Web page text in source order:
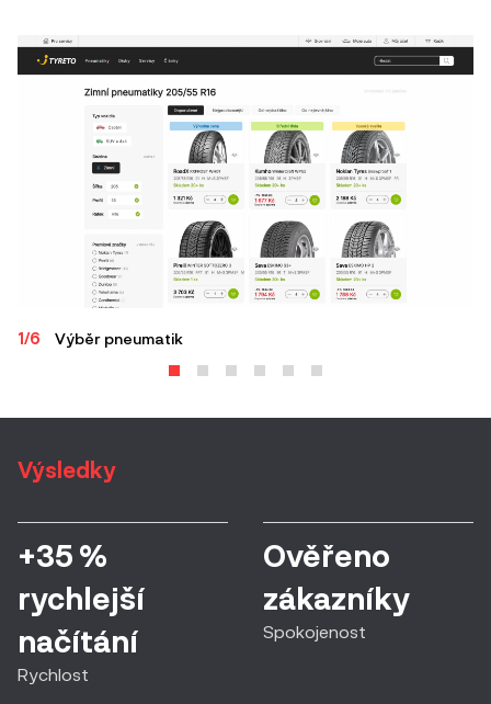
1/6 Výběr pneumatik
Výsledky
+35 %
rychlejší
načítání
Rychlost
Ověřeno
zákazníky
Spokojenost